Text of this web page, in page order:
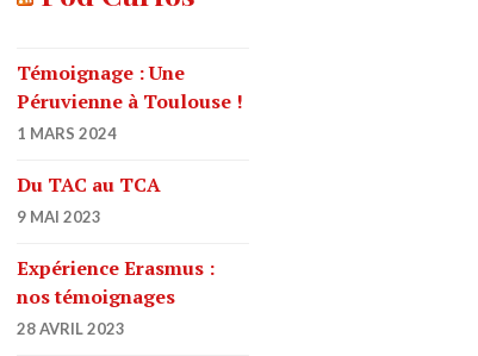
r
h
e
r
:
Témoignage : Une
Péruvienne à Toulouse !
1 MARS 2024
Du TAC au TCA
9 MAI 2023
Expérience Erasmus :
nos témoignages
28 AVRIL 2023